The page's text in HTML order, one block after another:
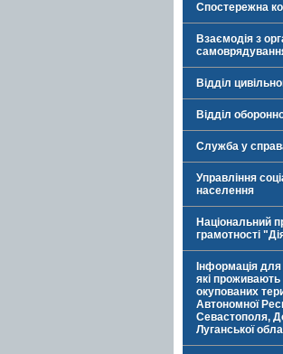
Спостережна
Взаємодія з
Відділ
Відділ
Служба у
Управління
населення
Національний
грамотності
Інформація
які
окупованих
Автономної
Севастополя,
Луганської